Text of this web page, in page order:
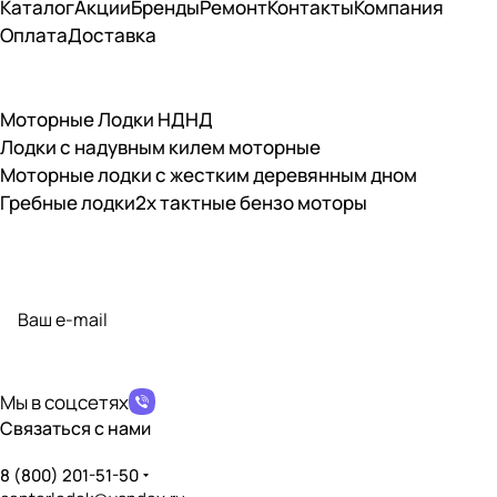
Совместимость с электромотором ?
✔️
Наличие транцевых накладок
❌
Материал транцевых накладок ?
Отсутствуют
Возможность установки транцевых колёс
Дно, пол, палуба
Тип дна ?
НД (Надувное Дно)
КаталогАкцииБрендыРемонтКонтактыКомпания
ОплатаДоставка
Моторные Лодки НДНД
Лодки с надувным килем моторные
Моторные лодки с жестким деревянным дном
Гребные лодки2х тактные бензо моторы
Мы в соцсетях
Связаться с нами
8 (800) 201-51-50